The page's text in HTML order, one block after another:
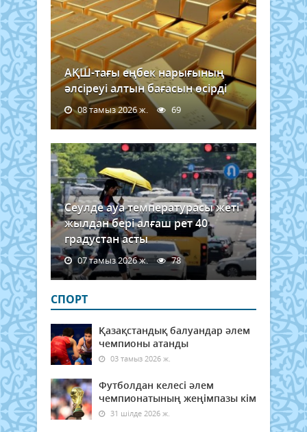
АҚШ-тағы еңбек нарығының
әлсіреуі алтын бағасын өсірді
08 тамыз 2026 ж. 69
Сеулде ауа температурасы жеті
жылдан бері алғаш рет 40
градустан асты
07 тамыз 2026 ж. 78
СПОРТ
Қазақстандық балуандар әлем
чемпионы атанды
03 тамыз 2026 ж.
Футболдан келесі әлем
чемпионатының жеңімпазы кім
31 шілде 2026 ж.